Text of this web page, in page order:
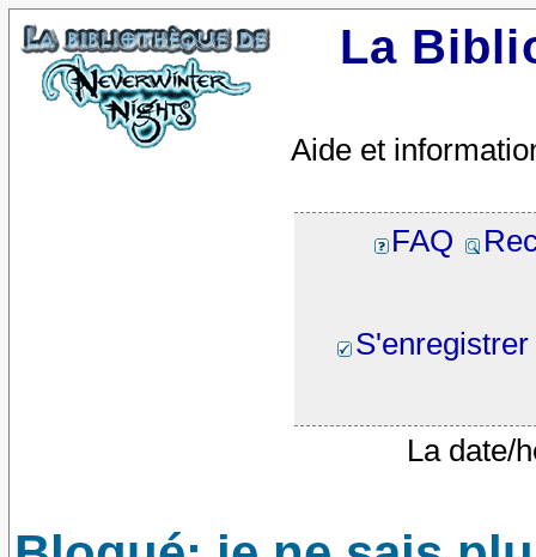
La
Aide et
FAQ
S'enregistrer
La date/